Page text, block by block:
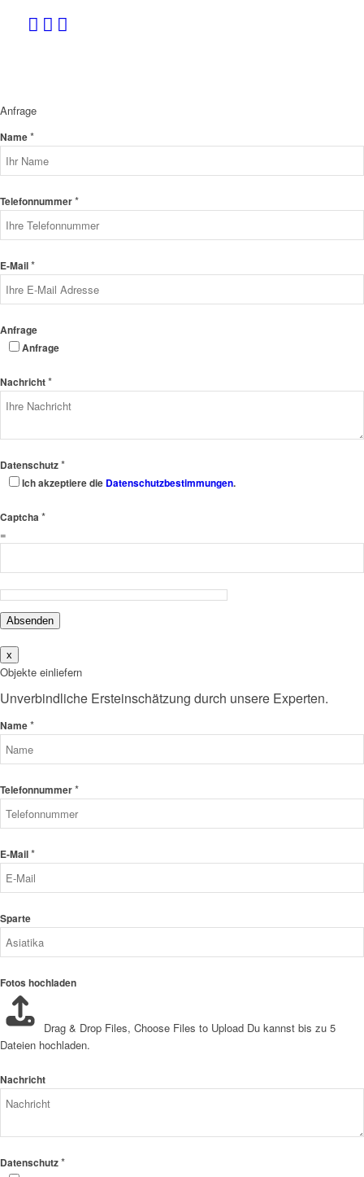
Anfrage
Name*
Telefonnummer*
E-Mail*
Anfrage
Anfrage
Nachricht*
Datenschutz*
Ich akzeptiere die Datenschutzbestimmungen.
Captcha *
=
Absenden
x
Objekte einliefern
Unverbindliche Ersteinschätzung durch unsere Experten.
Name*
Telefonnummer*
E-Mail*
Sparte
Fotos hochladen
Drag & Drop Files, Choose Files to Upload Du kannst bis zu 5
Dateien hochladen.
Nachricht
Datenschutz*